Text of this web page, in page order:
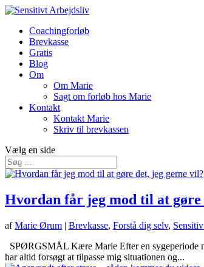
Coachingforløb
Brevkasse
Gratis
Blog
Om
Om Marie
Sagt om forløb hos Marie
Kontakt
Kontakt Marie
Skriv til brevkassen
Vælg en side
Hvordan får jeg mod til at gøre
afMarie Ørum | Brevkasse, Forstå dig selv,
SPØRGSMÅL Kære Marie Efter en sygeperiode
har altid forsøgt at tilpasse mig situationen og...